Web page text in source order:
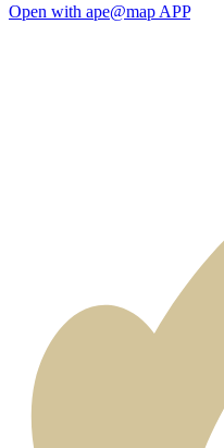
Open with ape@map APP